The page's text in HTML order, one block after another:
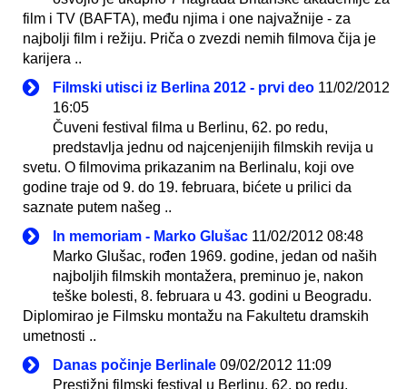
film i TV (BAFTA), među njima i one najvažnije - za
najbolji film i režiju. Priča o zvezdi nemih filmova čija je
karijera ..
Filmski utisci iz Berlina 2012 - prvi deo 11/02/2012
16:05
Čuveni festival filma u Berlinu, 62. po redu,
predstavlja jednu od najcenjenijih filmskih revija u
svetu. O filmovima prikazanim na Berlinalu, koji ove
godine traje od 9. do 19. februara, bićete u prilici da
saznate putem našeg ..
In memoriam - Marko Glušac 11/02/2012 08:48
Marko Glušac, rođen 1969. godine, jedan od naših
najboljih filmskih montažera, preminuo je, nakon
teške bolesti, 8. februara u 43. godini u Beogradu.
Diplomirao je Filmsku montažu na Fakultetu dramskih
umetnosti ..
Danas počinje Berlinale 09/02/2012 11:09
Prestižni filmski festival u Berlinu, 62. po redu,